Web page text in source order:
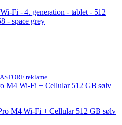
Fi - 4. generation - tablet - 512
- space grey
reklame
M4 Wi-Fi + Cellular 512 GB sølv